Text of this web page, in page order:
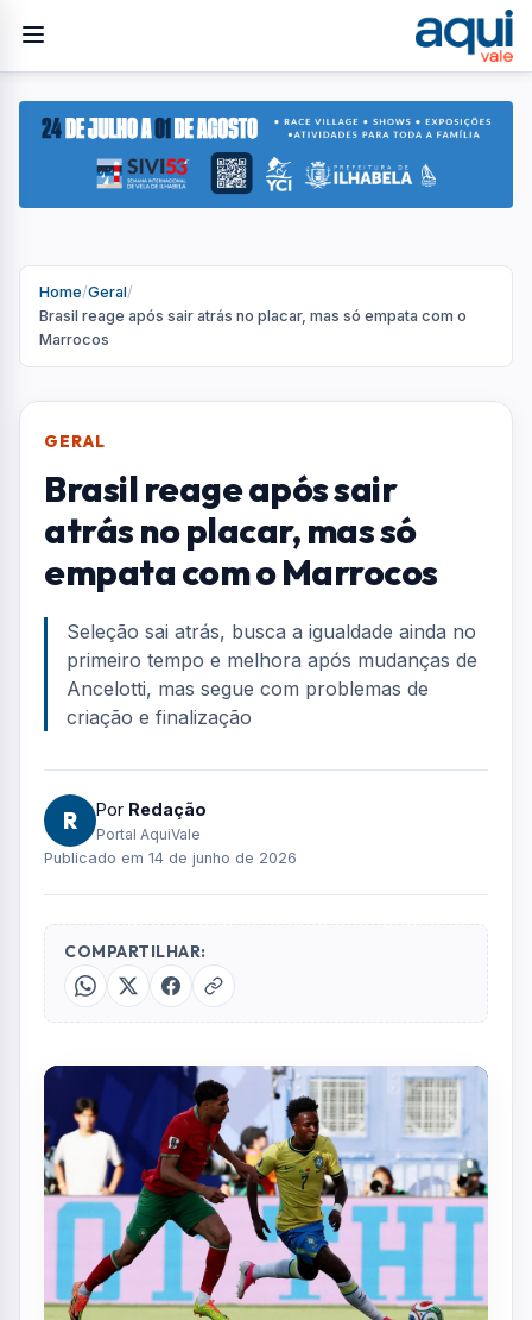
Home/Geral/
Brasil reage após sair atrás no placar, mas só empata com o
Marrocos
GERAL
Brasil reage após sair
atrás no placar, mas só
empata com o Marrocos
Seleção sai atrás, busca a igualdade ainda no
primeiro tempo e melhora após mudanças de
Ancelotti, mas segue com problemas de
criação e finalização
R Por Redação
Portal AquiVale
Publicado em 14 de junho de 2026
COMPARTILHAR: